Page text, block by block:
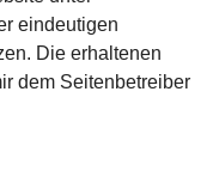
eindeutigen
Die erhaltenen
dem Seitenbetreiber